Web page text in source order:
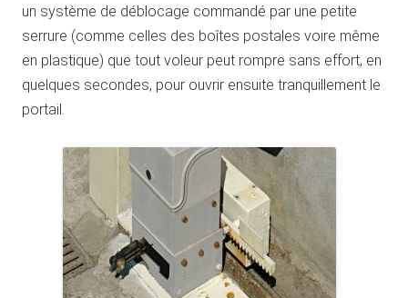
un système de déblocage commandé par une petite
serrure (comme celles des boîtes postales voire même
en plastique) que tout voleur peut rompre sans effort, en
quelques secondes, pour ouvrir ensuite tranquillement le
portail.